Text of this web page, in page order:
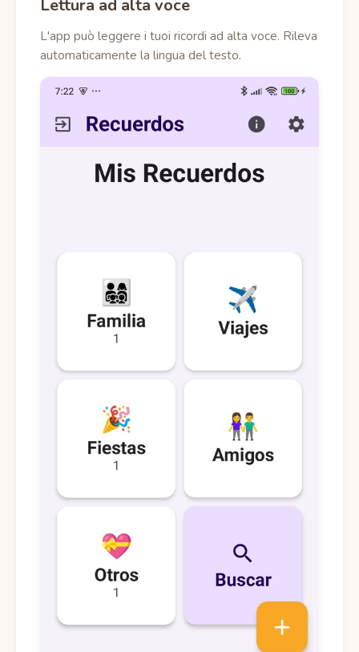
Lettura ad alta voce
L'app può leggere i tuoi ricordi ad alta voce. Rileva
automaticamente la lingua del testo.